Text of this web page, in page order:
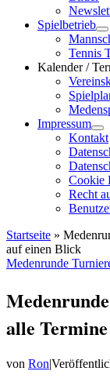
Spielbetrieb
Tennis
Kalender /
Impressum
Kontakt
Cookie
Recht
Startseite »
auf einen Blick
Medenrunde
alle
von Ron|